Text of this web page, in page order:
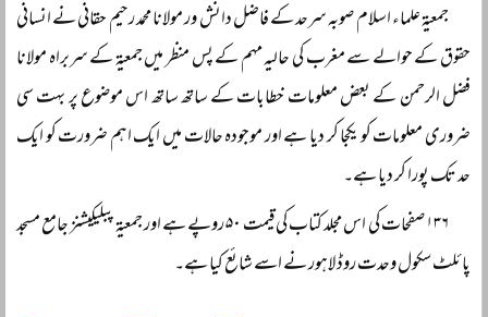
جمعیۃ علماء اسلام صوبہ سرحد کے فاضل دانش ور مولانا محمد رحیم حقانی نے انسانی
حقوق کے حوالے سے مغرب کی حالیہ مہم کے پس منظر میں جمعیۃ کے سربراہ مولانا
فضل الرحمن کے بعض معلومات خطابات کے ساتھ ساتھ اس موضوع پر بہت سی
ضروری معلومات کو یکجا کر دیا ہے اور موجودہ حالات میں ایک اہم ضرورت کو ایک
حد تک پورا کر دیا ہے۔
۱۳۶ صفحات کی اس مجلد کتاب کی قیمت ۵۰ روپے ہے اور جمعیۃ پبلیکیشنز جامع مسجد
پائلٹ سکول وحدت روڈ لاہور نے اسے شائع کیا ہے۔